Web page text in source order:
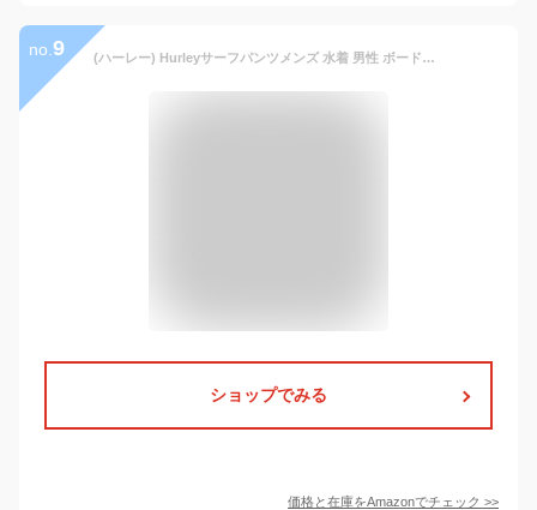
no. 9 (ハーレー) Hurleyサーフパンツメンズ 水着 男性 ボードショーツ ショートパンツ サーフィン 海 プール 夏 おしゃれ かわいい ビーチウェア スイムウェアBLOCK PARTY STRANDS(510449) 31:フュージョンレッド
ショップでみる
価格と在庫をAmazonでチェック >>